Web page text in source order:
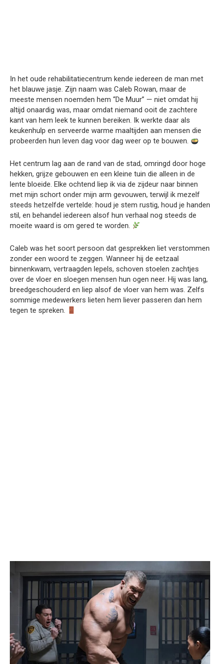
In het oude rehabilitatiecentrum kende iedereen de man met
het blauwe jasje. Zijn naam was Caleb Rowan, maar de
meeste mensen noemden hem “De Muur” — niet omdat hij
altijd onaardig was, maar omdat niemand ooit de zachtere
kant van hem leek te kunnen bereiken. Ik werkte daar als
keukenhulp en serveerde warme maaltijden aan mensen die
probeerden hun leven dag voor dag weer op te bouwen.
Het centrum lag aan de rand van de stad, omringd door hoge
hekken, grijze gebouwen en een kleine tuin die alleen in de
lente bloeide. Elke ochtend liep ik via de zijdeur naar binnen
met mijn schort onder mijn arm gevouwen, terwijl ik mezelf
steeds hetzelfde vertelde: houd je stem rustig, houd je handen
stil, en behandel iedereen alsof hun verhaal nog steeds de
moeite waard is om gered te worden.
Caleb was het soort persoon dat gesprekken liet verstommen
zonder een woord te zeggen. Wanneer hij de eetzaal
binnenkwam, vertraagden lepels, schoven stoelen zachtjes
over de vloer en sloegen mensen hun ogen neer. Hij was lang,
breedgeschouderd en liep alsof de vloer van hem was. Zelfs
sommige medewerkers lieten hem liever passeren dan hem
tegen te spreken.